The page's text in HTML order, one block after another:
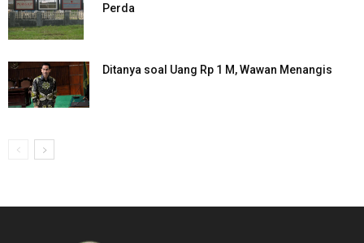
Perda
Ditanya soal Uang Rp 1 M, Wawan Menangis